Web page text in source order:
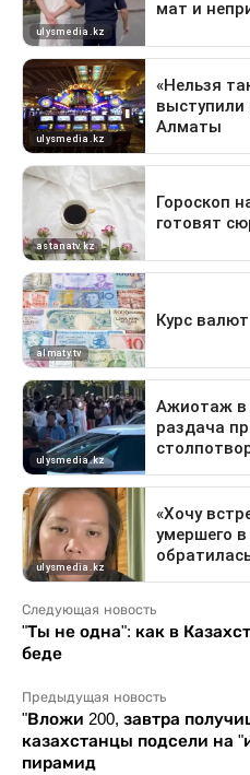
Следующая новость
"Ты не одна": как в
беде
Предыдущая новость
"Вложи 200, завтра
казахстанцы подсели на
пирамид